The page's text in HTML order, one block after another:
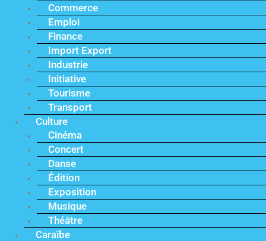
Commerce
Emploi
Finance
Import Export
Industrie
Initiative
Tourisme
Transport
Culture
Cinéma
Concert
Danse
Édition
Exposition
Musique
Théâtre
Caraïbe